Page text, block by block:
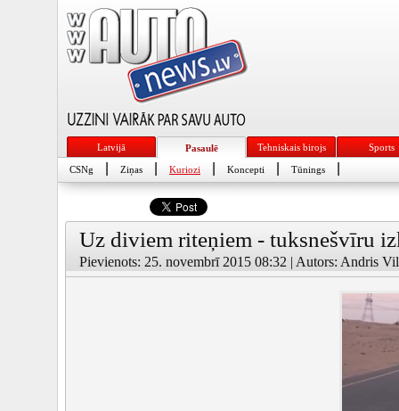
Latvijā Pasaulē Tehniskais birojs Sports
CSNg Ziņas Kuriozi Koncepti Tūnings
Uz diviem riteņiem - tuksnešvīru
Pievienots: 25. novembrī 2015 08:32 | Autors: Andris